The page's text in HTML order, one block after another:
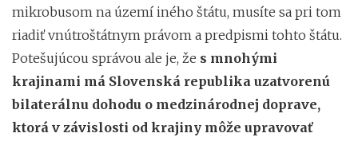
mikrobusom na území iného štátu, musíte sa pri tom
riadiť vnútroštátnym právom a predpismi tohto štátu.
Potešujúcou správou ale je, že s mnohými
krajinami má Slovenská republika uzatvorenú
bilaterálnu dohodu o medzinárodnej doprave,
ktorá v závislosti od krajiny môže upravovať